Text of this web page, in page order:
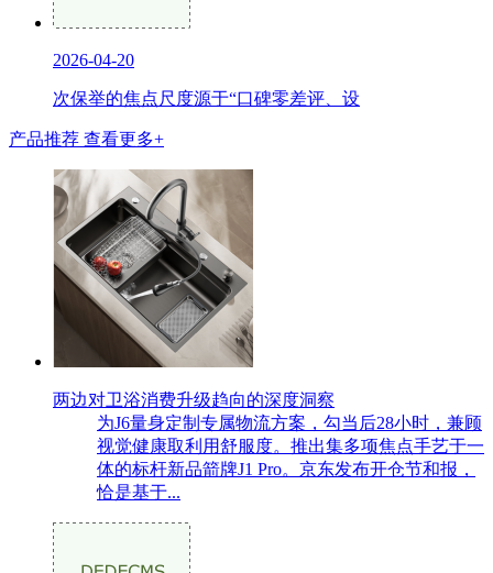
2026-04-20
次保举的焦点尺度源于“口碑零差评、设
产品推荐 查看更多+
两边对卫浴消费升级趋向的深度洞察
为J6量身定制专属物流方案，勾当后28小时，兼顾
视觉健康取利用舒服度。推出集多项焦点手艺于一
体的标杆新品箭牌J1 Pro。京东发布开仓节和报，
恰是基于...